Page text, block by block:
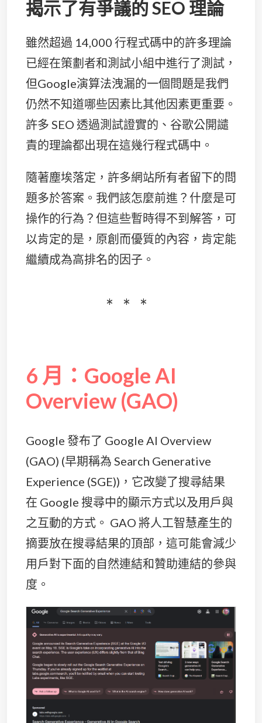
揭示了有爭議的 SEO 理論
雖然超過 14,000 行程式碼中的許多理論
已經在策劃者和測試小組中進行了測試，
但Google演算法洩漏的一個問題是我們
仍然不知道哪些因素比其他因素更重要。
許多 SEO 透過測試證實的、谷歌公開譴
責的理論都出現在這幾行程式碼中。
隨著塵埃落定，許多網站所有者留下的問
題多於答案。我們該怎麼前進？什麼是可
操作的行為？但這些暫時得不到解答，可
以肯定的是，原創而優質的內容，肯定能
繼續成為高排名的因子。
6 月：GoogleAI
Overview(GAO)
Google 發布了 Google AI Overview
(GAO) (早期稱為 Search Generative
Experience (SGE))，它改變了搜尋結果
在 Google 搜尋中的顯示方式以及用戶與
之互動的方式。 GAO 將人工智慧產生的
摘要放在搜尋結果的頂部，這可能會減少
用戶對​​下面的自然連結和贊助連結的參與
度。